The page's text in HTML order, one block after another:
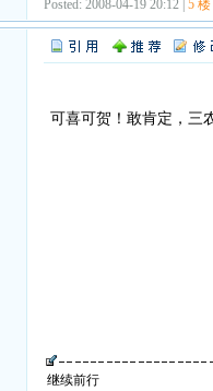
Posted: 2008-04-19 20:12 |5 楼
可喜可贺！敢肯定，三
继续前行